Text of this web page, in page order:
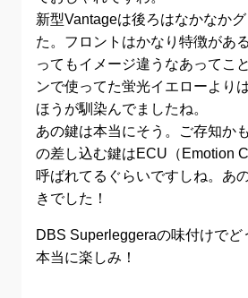
新型Vantageは後ろはなかなか
た。フロントはかなり特徴があ
ってもイメージ違うなあってこ
ンで使ってた蛍光イエローより
ほうが馴染んでましたね。
あの鍵は本当にそう。ご存知か
の差し込む鍵はECU（Emotion
呼ばれてるぐらいですしね。あ
きでした！
DBS Superleggeraの味付けでど
本当に楽しみ！